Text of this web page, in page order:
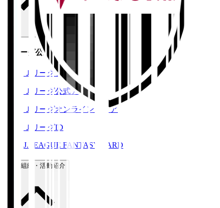
Ｊリーグ公式サービス
Ｊリーグチケット
Ｊリーグ公式アプリ
Ｊリーグオンラインストア
ＪリーグID
J.LEAGUE FANTASY CARD
運営組織・活動紹介